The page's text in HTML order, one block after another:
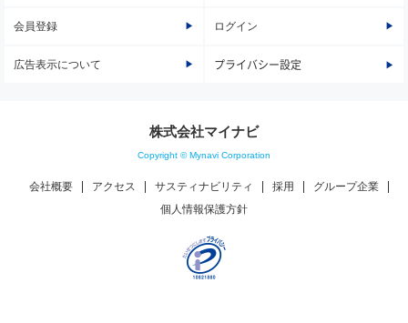
会員登録 ログイン
広告表示について プライバシー設定
株式会社マイナビ
Copyright © Mynavi Corporation
会社概要 アクセス サスティナビリティ 採用
グループ企業
個人情報保護方針